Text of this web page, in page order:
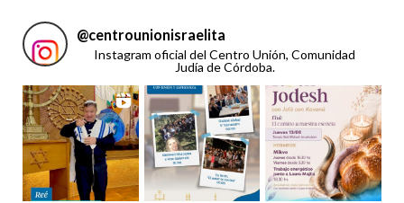
@centrounionisraelita
Instagram oficial del Centro Unión, Comunidad
Judía de Córdoba.